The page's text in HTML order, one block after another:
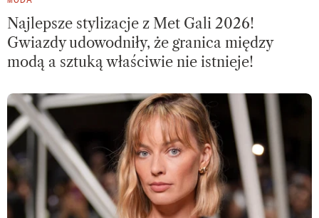
Najlepsze stylizacje z Met Gali 2026!
Gwiazdy udowodniły, że granica między
modą a sztuką właściwie nie istnieje!